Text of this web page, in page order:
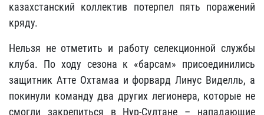
казахстанский коллектив потерпел пять поражений
кряду.
Нельзя не отметить и работу селекционной службы
клуба. По ходу сезона к «барсам» присоединились
защитник Атте Охтамаа и форвард Линус Виделль, а
покинули команду два других легионера, которые не
смогли закрепиться в Нур-Султане – нападающие